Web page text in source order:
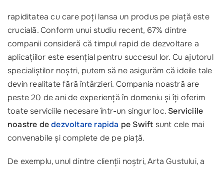
rapiditatea cu care poți lansa un produs pe piață este
crucială. Conform unui studiu recent, 67% dintre
companii consideră că timpul rapid de dezvoltare a
aplicațiilor este esențial pentru succesul lor. Cu ajutorul
specialiștilor noștri, putem să ne asigurăm că ideile tale
devin realitate fără întârzieri. Compania noastră are
peste 20 de ani de experiență în domeniu și îți oferim
toate serviciile necesare într-un singur loc. Serviciile
noastre dedezvoltare rapida pe Swift sunt cele mai
convenabile și complete de pe piață.
De exemplu, unul dintre clienții noștri, Arta Gustului, a